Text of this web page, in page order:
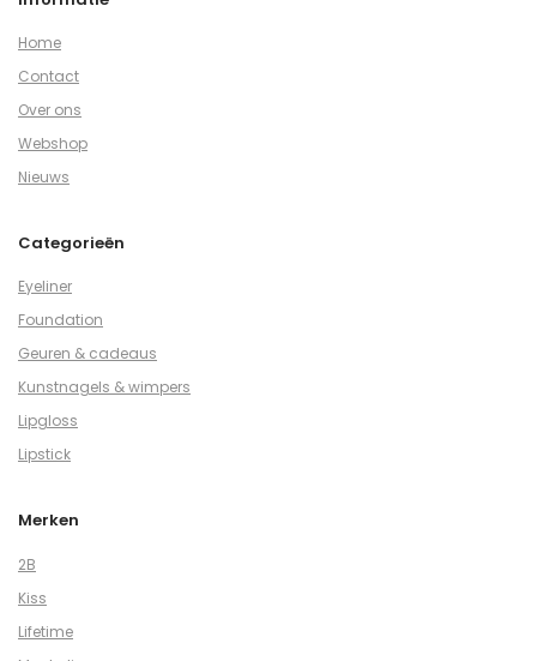
Home
Contact
Over ons
Webshop
Nieuws
Categorieën
Eyeliner
Foundation
Geuren & cadeaus
Kunstnagels & wimpers
Lipgloss
Lipstick
Merken
2B
Kiss
Lifetime